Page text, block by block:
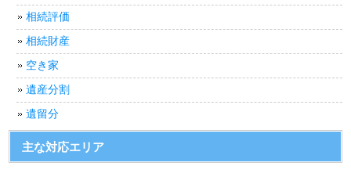
相続評価
相続財産
空き家
遺産分割
遺留分
主な対応エリア